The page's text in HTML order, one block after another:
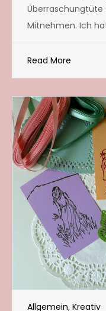
Überraschungtüte
Mitnehmen. Ich
Read More
Allgemein, Kreativ